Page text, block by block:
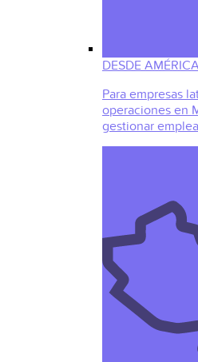
DESDE
Para empresas
operaciones en
gestionar